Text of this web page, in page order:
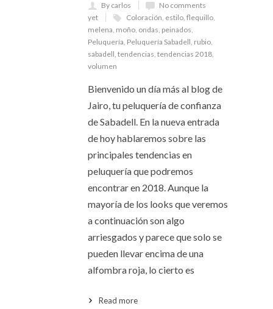
By carlos
No comments
yet
Coloración, estilo, flequillo,
melena, moño, ondas, peinados,
Peluquería, Peluquería Sabadell, rubio,
sabadell, tendencias, tendencias 2018,
volumen
Bienvenido un día más al blog de
Jairo, tu peluquería de confianza
de Sabadell. En la nueva entrada
de hoy hablaremos sobre las
principales tendencias en
peluquería que podremos
encontrar en 2018. Aunque la
mayoría de los looks que veremos
a continuación son algo
arriesgados y parece que solo se
pueden llevar encima de una
alfombra roja, lo cierto es
Read more